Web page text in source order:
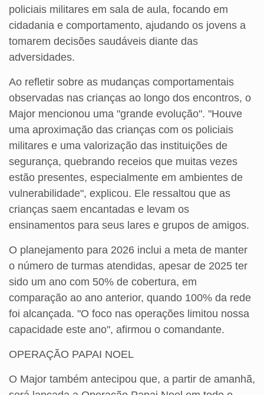
policiais militares em sala de aula, focando em
cidadania e comportamento, ajudando os jovens a
tomarem decisões saudáveis diante das
adversidades.
Ao refletir sobre as mudanças comportamentais
observadas nas crianças ao longo dos encontros, o
Major mencionou uma "grande evolução". "Houve
uma aproximação das crianças com os policiais
militares e uma valorização das instituições de
segurança, quebrando receios que muitas vezes
estão presentes, especialmente em ambientes de
vulnerabilidade", explicou. Ele ressaltou que as
crianças saem encantadas e levam os
ensinamentos para seus lares e grupos de amigos.
O planejamento para 2026 inclui a meta de manter
o número de turmas atendidas, apesar de 2025 ter
sido um ano com 50% de cobertura, em
comparação ao ano anterior, quando 100% da rede
foi alcançada. "O foco nas operações limitou nossa
capacidade este ano", afirmou o comandante.
OPERAÇÃO PAPAI NOEL
O Major também antecipou que, a partir de amanhã,